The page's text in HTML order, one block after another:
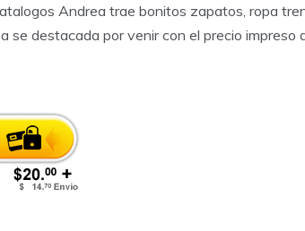
Andrea trae bonitos zapatos, ropa
destacada por venir con el precio impreso